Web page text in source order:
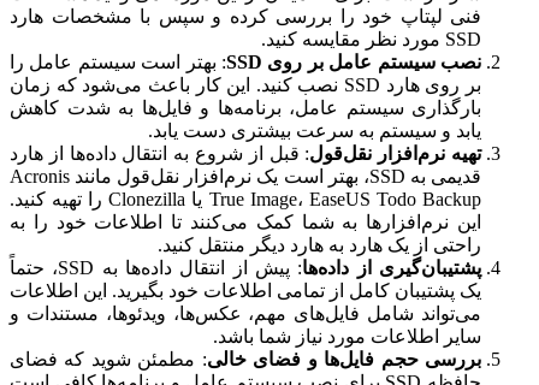
فنی لپتاپ خود را بررسی کرده و سپس با مشخصات هارد
SSD مورد نظر مقایسه کنید.
نصب سیستم عامل بر روی SSD
: بهتر است سیستم عامل را
بر روی هارد SSD نصب کنید. این کار باعث می‌شود که زمان
بارگذاری سیستم عامل، برنامه‌ها و فایل‌ها به شدت کاهش
یابد و سیستم به سرعت بیشتری دست یابد.
تهیه نرم‌افزار نقل‌قول: قبل از شروع به انتقال داده‌ها از هارد
قدیمی به SSD، بهتر است یک نرم‌افزار نقل‌قول مانند Acronis
True Image، EaseUS Todo Backup یا Clonezilla را تهیه کنید.
این نرم‌افزارها به شما کمک می‌کنند تا اطلاعات خود را به
راحتی از یک هارد به هارد دیگر منتقل کنید.
پشتیبان‌گیری از داده‌ها
: پیش از انتقال داده‌ها به SSD، حتماً
یک پشتیبان کامل از تمامی اطلاعات خود بگیرید. این اطلاعات
می‌تواند شامل فایل‌های مهم، عکس‌ها، ویدئوها، مستندات و
سایر اطلاعات مورد نیاز شما باشد.
بررسی حجم فایل‌ها و فضای خالی: مطمئن شوید که فضای